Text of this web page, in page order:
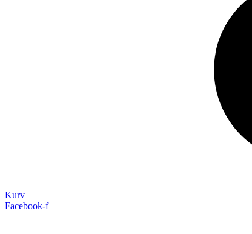
Kurv
Facebook-f